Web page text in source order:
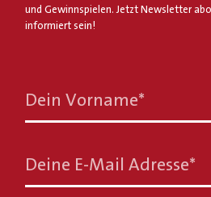
und Gewinnspielen. Jetzt Newsletter
informiert sein!
Dein Vorname*
Deine E-Mail Adresse*